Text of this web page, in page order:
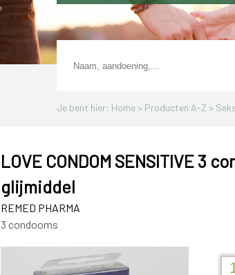
Je bent hier: Home > Producten A-Z >
LOVE CONDOM SENSITIVE 3
glijmiddel
REMED PHARMA
3 condooms